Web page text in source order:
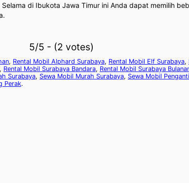
di Ibukota Jawa Timur ini Anda dapat memilih
5/5 - (2 votes)
, Rental Mobil Alphard Surabaya, Rental Mobil Elf Surabaya,
, Rental Mobil Surabaya Bandara, Rental Mobil Surabaya
Surabaya, Sewa Mobil Murah Surabaya, Sewa Mobil
Perak.